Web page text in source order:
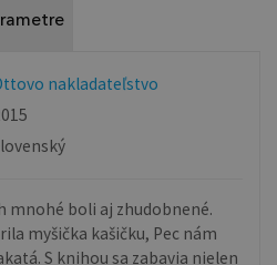
nakladateľstvo
mnohé boli aj zhudobnené.
myšička kašičku, Pec nám
S knihou sa zabavia nielen